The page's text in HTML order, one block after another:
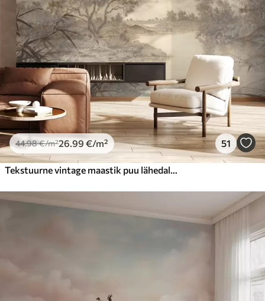
44.98€/m²26 .99 €/m² 51